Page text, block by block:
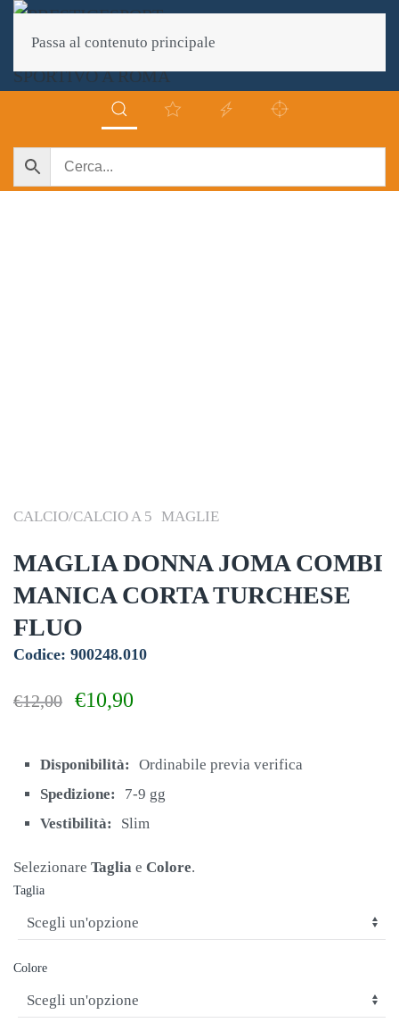
Passa al contenuto principale
CALCIO/CALCIO A 5 MAGLIE
MAGLIA DONNA JOMA COMBI
MANICA CORTA TURCHESE
FLUO
Codice: 900248.010
€12,00
era:
€10,90
è:
Disponibilità:
Ordinabile previa verifica
Spedizione:
7-9 gg
Vestibilità:
Slim
Selezionare Taglia e Colore.
Taglia
Colore